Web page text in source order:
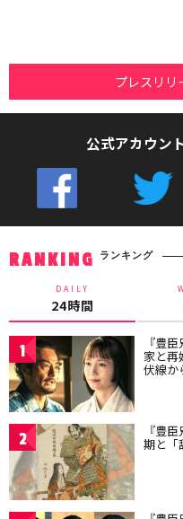
プレスリリ
公式アカウン
RANKING ランキング
DAILY
24時間
1 『豊
家と再
伏線か
2 『豊
期と「